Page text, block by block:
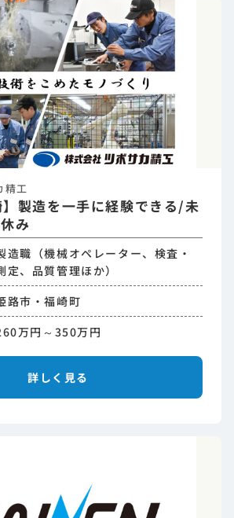
精工
】製造を一手に経験できる/未
み
造職（機械オペレーター、検査・
定、品質管理ほか）
路市・福崎町
万円～350万円
詳しく見る